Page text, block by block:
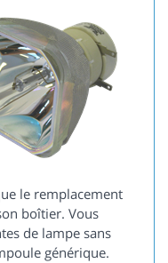
le remplacement
boîtier. Vous
de lampe sans
générique.